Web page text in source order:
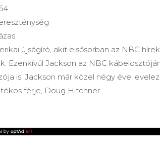
újságíró, akit elsősorban az NBC
Ezenkívül Jackson az NBC
is. Jackson már közel négy éve
férje, Doug Hitchner.